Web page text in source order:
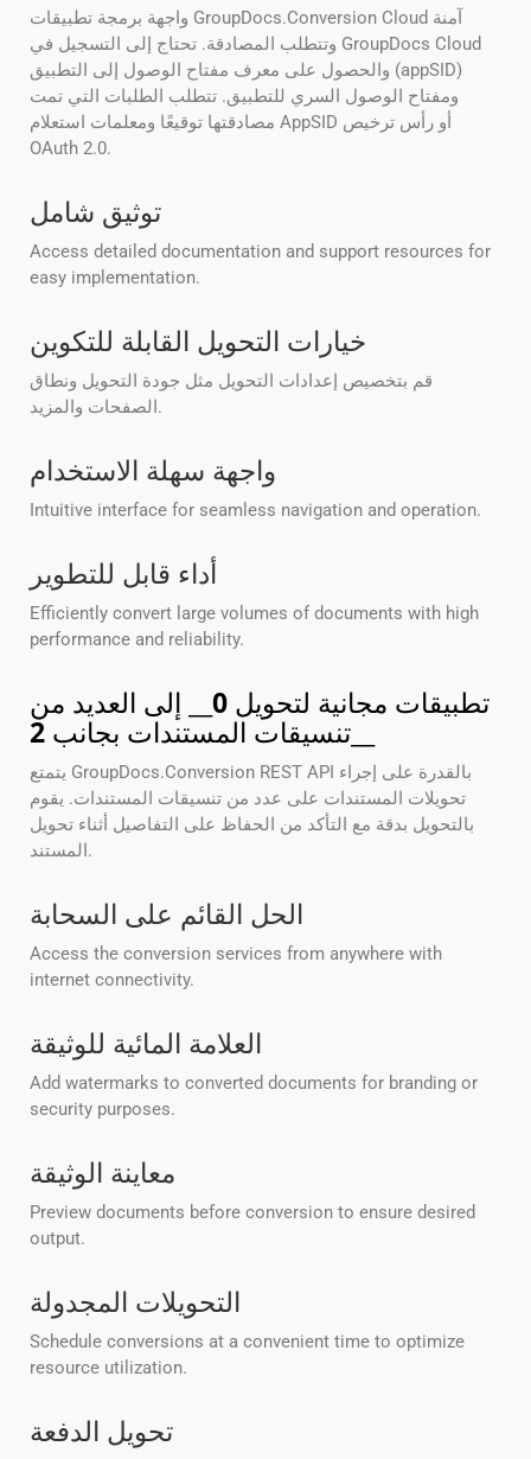
واجهة برمجة تطبيقات GroupDocs.Conversion Cloud آمنة
وتتطلب المصادقة. تحتاج إلى التسجيل في GroupDocs Cloud
والحصول على معرف مفتاح الوصول إلى التطبيق (appSID)
ومفتاح الوصول السري للتطبيق. تتطلب الطلبات التي تمت
مصادقتها توقيعًا ومعلمات استعلام AppSID أو رأس ترخيص
OAuth 2.0.
توثيق شامل
Access detailed documentation and support resources for
easy implementation.
خيارات التحويل القابلة للتكوين
قم بتخصيص إعدادات التحويل مثل جودة التحويل ونطاق
الصفحات والمزيد.
واجهة سهلة الاستخدام
Intuitive interface for seamless navigation and operation.
أداء قابل للتطوير
Efficiently convert large volumes of documents with high
performance and reliability.
تطبيقات مجانية لتحويل 0 __ إلى العديد من
تنسيقات المستندات بجانب 2
يتمتع GroupDocs.Conversion REST API بالقدرة على إجراء
تحويلات المستندات على عدد من تنسيقات المستندات. يقوم
بالتحويل بدقة مع التأكد من الحفاظ على التفاصيل أثناء تحويل
المستند.
الحل القائم على السحابة
Access the conversion services from anywhere with
internet connectivity.
العلامة المائية للوثيقة
Add watermarks to converted documents for branding or
security purposes.
معاينة الوثيقة
Preview documents before conversion to ensure desired
output.
التحويلات المجدولة
Schedule conversions at a convenient time to optimize
resource utilization.
تحويل الدفعة